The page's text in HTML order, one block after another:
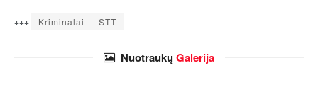
+++ Kriminalai STT
NuotraukųGalerija